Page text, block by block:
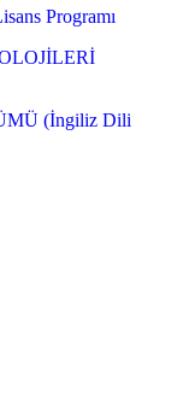
Programı
(İngiliz Dili